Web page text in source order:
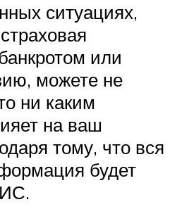
ситуациях,
или
можете не
ни каким
на ваш
тому, что вся
будет